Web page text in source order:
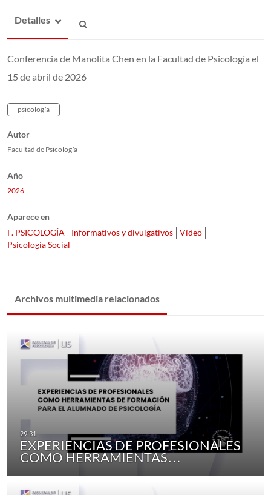
Detalles
Conferencia de Manolita Chen en la Facultad de Psicología el
15 de abril de 2026
psicología
Autor
Facultad de Psicología
Año
2026
Aparece en
F. PSICOLOGÍA
Informativos y divulgativos
Vídeo
Psicología Social
Archivos multimedia relacionados
EXPERIENCIAS DE PROFESIONALES
COMO HERRAMIENTAS…